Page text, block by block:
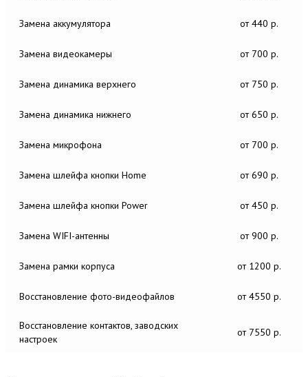
Замена аккумулятора от 440 р.
Замена видеокамеры от 700 р.
Замена динамика верхнего от 750 р.
Замена динамика нижнего от 650 р.
Замена микрофона от 700 р.
Замена шлейфа кнопки Home от 690 р.
Замена шлейфа кнопки Power от 450 р.
Замена WIFI-антенны от 900 р.
Замена рамки корпуса от 1200 р.
Восстановление фото-видеофайлов от 4550 р.
Восстановление контактов, заводских
настроек
от 7550 р.